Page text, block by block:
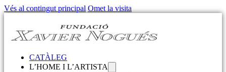
Vés al contingut principal Omet la visita
CATÀLEG
L’HOME I L’ARTISTA